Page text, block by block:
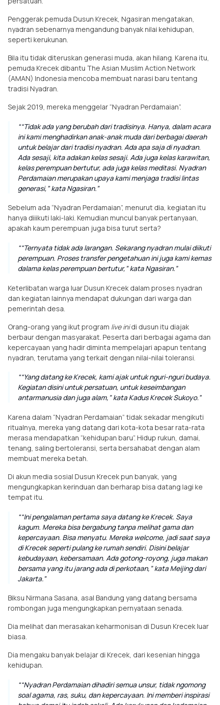
Penggerak pemuda Dusun Krecek, Ngasiran mengatakan,
nyadran sebenarnya mengandung banyak nilai kehidupan,
seperti kerukunan.
Bila itu tidak diteruskan generasi muda, akan hilang. Karena itu,
pemuda Krecek dibantu The Asian Muslim Action Network
(AMAN) Indonesia mencoba membuat narasi baru tentang
tradisi Nyadran.
Sejak 2019, mereka menggelar “Nyadran Perdamaian”.
“Tidak ada yang berubah dari tradisinya. Hanya, dalam acara
ini kami menghadirkan anak-anak muda dari berbagai daerah
untuk belajar dari tradisi nyadran. Ada apa saja di nyadran.
Ada sesaji, kita adakan kelas sesaji. Ada juga kelas karawitan,
kelas perempuan bertutur, ada juga kelas meditasi. Nyadran
Perdamaian merupakan upaya kami menjaga tradisi lintas
generasi,” kata Ngasiran.
Sebelum ada “Nyadran Perdamaian”, menurut dia, kegiatan itu
hanya diiikuti laki-laki. Kemudian muncul banyak pertanyaan,
apakah kaum perempuan juga bisa turut serta?
“Ternyata tidak ada larangan. Sekarang nyadran mulai diikuti
perempuan. Proses transfer pengetahuan ini juga kami kemas
dalama kelas perempuan bertutur,” kata Ngasiran.
Keterlibatan warga luar Dusun Krecek dalam proses nyadran
dan kegiatan lainnya mendapat dukungan dari warga dan
pemerintah desa.
Orang-orang yang ikut program live inidi dusun itu diajak
berbaur dengan masyarakat. Peserta dari berbagai agama dan
kepercayaan yang hadir diminta mempelajari apapun tentang
nyadran, terutama yang terkait dengan nilai-nilai toleransi.
“Yang datang ke Krecek, kami ajak untuknguri-nguribudaya.
Kegiatan disini untuk persatuan, untuk keseimbangan
antarmanusia dan juga alam,” kata Kadus Krecek Sukoyo.
Karena dalam “Nyadran Perdamaian” tidak sekadar mengikuti
ritualnya, mereka yang datang dari kota-kota besar rata-rata
merasa mendapatkan “kehidupan baru”. Hidup rukun, damai,
tenang, saling bertoleransi, serta bersahabat dengan alam
membuat mereka betah.
Di akun media sosial Dusun Krecek pun banyak, yang
mengungkapkan kerinduan dan berharap bisa datang lagi ke
tempat itu.
“Ini pengalaman pertama saya datang ke Krecek. Saya
kagum. Mereka bisa bergabung tanpa melihat gama dan
kepercayaan. Bisa menyatu. Mereka welcome, jadi saat saya
di Krecek seperti pulang ke rumah sendiri. Disini belajar
kebudayaan, kebersamaan. Ada gotong-royong, juga makan
bersama yang itu jarang ada di perkotaan,” kata Meijing dari
Jakarta.
Biksu Nirmana Sasana, asal Bandung yang datang bersama
rombongan juga mengungkapkan pernyataan senada.
Dia melihat dan merasakan keharmonisan di Dusun Krecek luar
biasa.
Dia mengaku banyak belajar di Krecek, dari kesenian hingga
kehidupan.
“Nyadran Perdamaian dihadiri semua unsur, tidak ngomong
soal agama, ras, suku, dan kepercayaan. Ini memberi inspirasi